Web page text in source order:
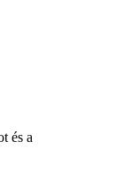
és a